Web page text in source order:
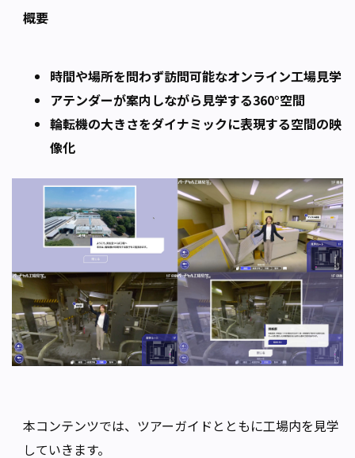
概要
時間や場所を問わず訪問可能なオンライン工場見学
アテンダーが案内しながら見学する360°空間
輪転機の大きさをダイナミックに表現する空間の映
像化
本コンテンツでは、ツアーガイドとともに工場内を見学
していきます。